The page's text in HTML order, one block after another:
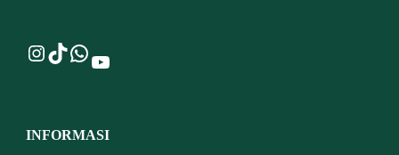
Instagram
TikTok
WhatsApp
YouTube
INFORMASI